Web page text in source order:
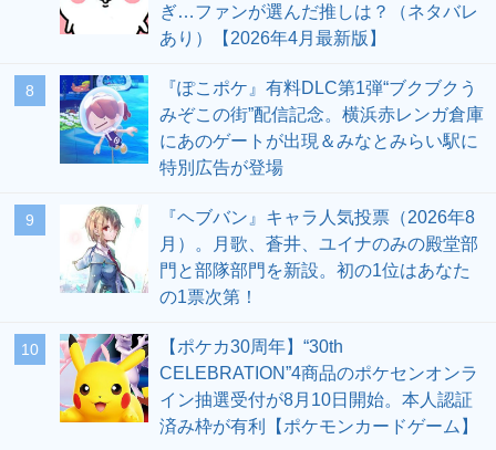
ぎ…ファンが選んだ推しは？（ネタバレ
あり）【2026年4月最新版】
8
『ぽこポケ』有料DLC第1弾“ブクブクう
みぞこの街”配信記念。横浜赤レンガ倉庫
にあのゲートが出現＆みなとみらい駅に
特別広告が登場
9
『ヘブバン』キャラ人気投票（2026年8
月）。月歌、蒼井、ユイナのみの殿堂部
門と部隊部門を新設。初の1位はあなた
の1票次第！
10
【ポケカ30周年】“30th
CELEBRATION”4商品のポケセンオンラ
イン抽選受付が8月10日開始。本人認証
済み枠が有利【ポケモンカードゲーム】